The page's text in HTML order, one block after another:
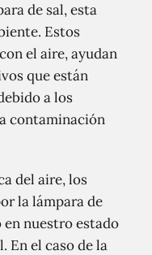
de sal, esta
Estos
el aire, ayudan
que están
a los
contaminación
del aire, los
la lámpara de
nuestro estado
En el caso de la